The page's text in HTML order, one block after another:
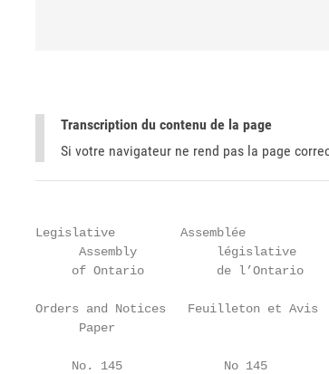
Transcription du contenu de la page
Si votre navigateur ne rend pas la page
Legislative         Assemblée
      Assembly           législative
     of Ontario          de l’Ontario
Orders and Notices   Feuilleton et Avis
      Paper
     No. 145              No 145